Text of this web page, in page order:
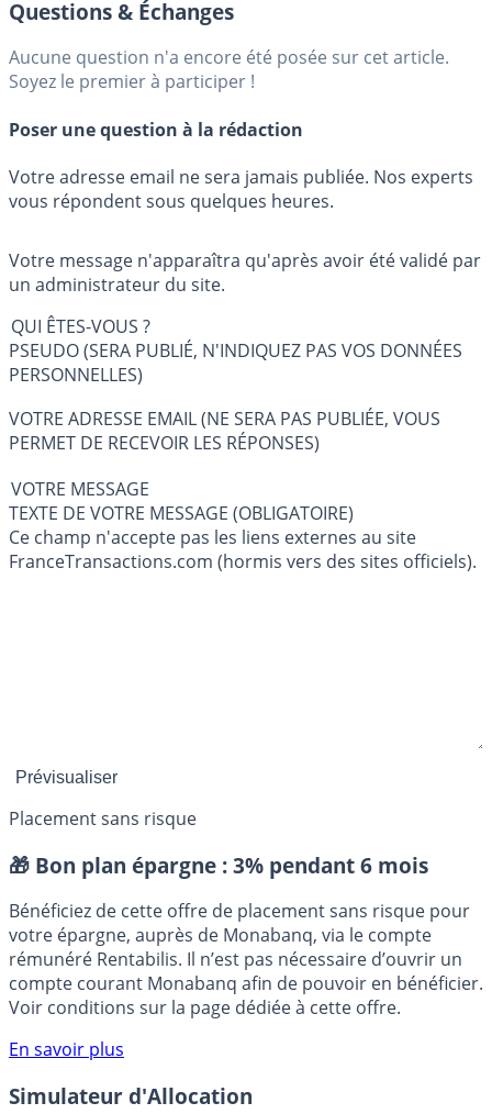
Questions & Échanges
Aucune question n'a encore été posée sur cet article.
Soyez le premier à participer !
Poser une question à la rédaction
Votre adresse email ne sera jamais publiée. Nos experts
vous répondent sous quelques heures.
Votre message n'apparaîtra qu'après avoir été validé par
un administrateur du site.
QUI ÊTES-VOUS ?
PSEUDO (SERA PUBLIÉ, N'INDIQUEZ PAS VOS DONNÉES
PERSONNELLES)
VOTRE ADRESSE EMAIL (NE SERA PAS PUBLIÉE, VOUS
PERMET DE RECEVOIR LES RÉPONSES)
VOTRE MESSAGE
TEXTE DE VOTRE MESSAGE (OBLIGATOIRE)
Ce champ n'accepte pas les liens externes au site
FranceTransactions.com (hormis vers des sites officiels).
Placement sans risque
🎁 Bon plan épargne : 3% pendant 6 mois
Bénéficiez de cette offre de placement sans risque pour
votre épargne, auprès de Monabanq, via le compte
rémunéré Rentabilis. Il n’est pas nécessaire d’ouvrir un
compte courant Monabanq afin de pouvoir en bénéficier.
Voir conditions sur la page dédiée à cette offre.
En savoir plus